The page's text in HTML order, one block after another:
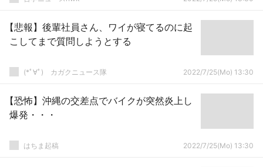
【悲報】後輩社員さん、ワイが寝てるのに起
こしてまで質問しようとする
(*ﾟ∀ﾟ)ゞカガクニュース隊 2022/7/25(Mo) 13:30
【恐怖】沖縄の交差点でバイクが突然炎上し
爆発・・・
はちま起稿 2022/7/25(Mo) 13:30